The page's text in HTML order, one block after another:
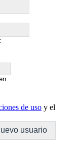
de uso y el
usuario